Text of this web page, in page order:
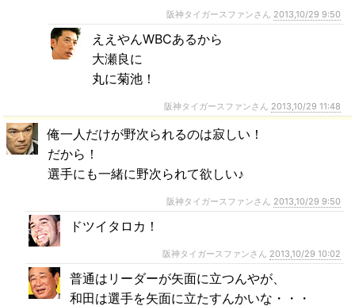
阪神タイガースファンさん 2013,10/29 9:50
ええやんWBCあるから
大瀬良に
丸に菊池！
阪神タイガースファンさん 2013,10/29 11:48
俺一人だけが野次られるのは寂しい！
だから！
選手にも一緒に野次られて欲しい♪
阪神タイガースファンさん 2013,10/29 9:50
ドツイタロカ！
阪神タイガースファンさん 2013,10/29 10:02
普通はリーダーが矢面に立つんやが、
和田は選手を矢面に立たすんかいな・・・